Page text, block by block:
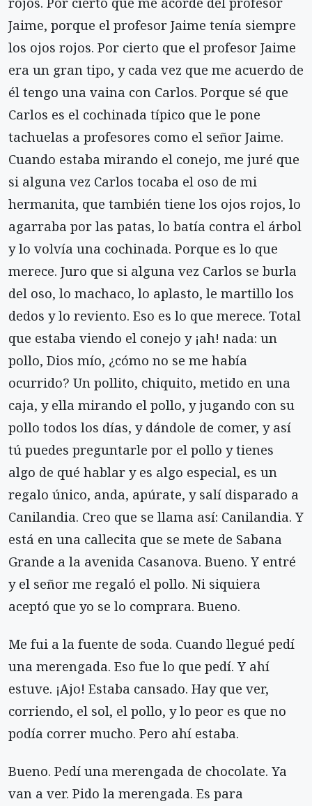
Jaime, porque el profesor Jaime tenía siempre
los ojos rojos. Por cierto que el profesor Jaime
era un gran tipo, y cada vez que me acuerdo de
él tengo una vaina con Carlos. Porque sé que
Carlos es el cochinada típico que le pone
tachuelas a profesores como el señor Jaime.
Cuando estaba mirando el conejo, me juré que
si alguna vez Carlos tocaba el oso de mi
hermanita, que también tiene los ojos rojos, lo
agarraba por las patas, lo batía contra el árbol
y lo volvía una cochinada. Porque es lo que
merece. Juro que si alguna vez Carlos se burla
del oso, lo machaco, lo aplasto, le martillo los
dedos y lo reviento. Eso es lo que merece. Total
que estaba viendo el conejo y ¡ah! nada: un
pollo, Dios mío, ¿cómo no se me había
ocurrido? Un pollito, chiquito, metido en una
caja, y ella mirando el pollo, y jugando con su
pollo todos los días, y dándole de comer, y así
tú puedes preguntarle por el pollo y tienes
algo de qué hablar y es algo especial, es un
regalo único, anda, apúrate, y salí disparado a
Canilandia. Creo que se llama así: Canilandia. Y
está en una callecita que se mete de Sabana
Grande a la avenida Casanova. Bueno. Y entré
y el señor me regaló el pollo. Ni siquiera
aceptó que yo se lo comprara. Bueno.
Me fui a la fuente de soda. Cuando llegué pedí
una merengada. Eso fue lo que pedí. Y ahí
estuve. ¡Ajo! Estaba cansado. Hay que ver,
corriendo, el sol, el pollo, y lo peor es que no
podía correr mucho. Pero ahí estaba.
Bueno. Pedí una merengada de chocolate. Ya
van a ver. Pido la merengada. Es para